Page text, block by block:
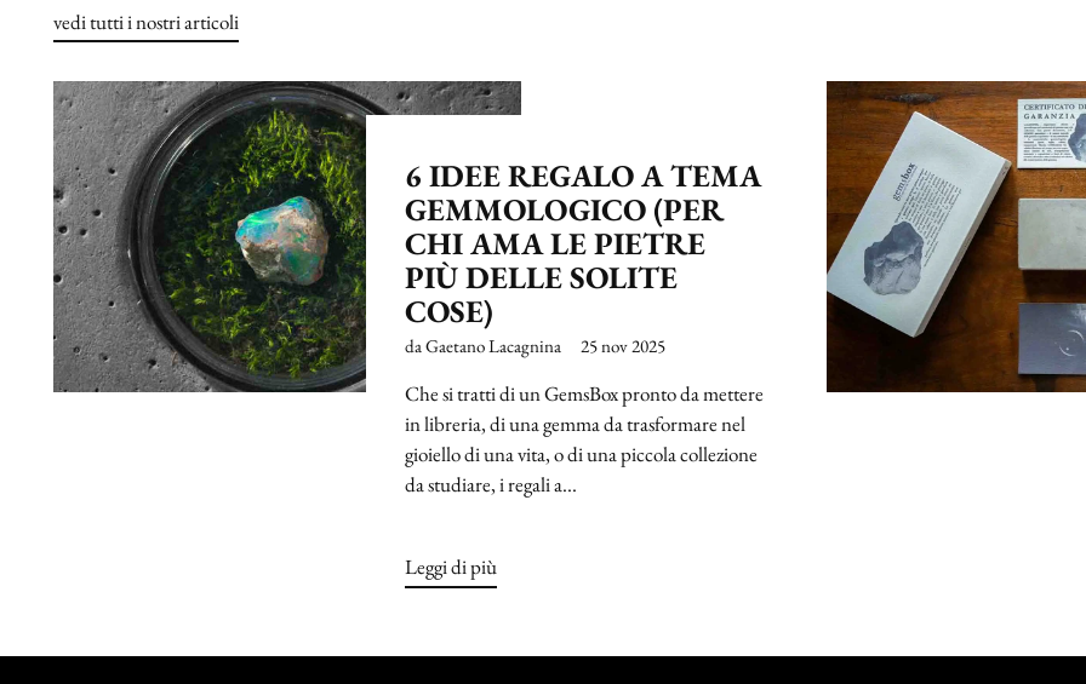
vedi tutti i nostri articoli
6 IDEE REGALO A TEMA
GEMMOLOGICO (PER
CHI AMA LE PIETRE
PIÙ DELLE SOLITE
COSE)
da Gaetano Lacagnina 25 nov 2025
Che si tratti di un GemsBox pronto da mettere
in libreria, di una gemma da trasformare nel
gioiello di una vita, o di una piccola collezione
da studiare, i regali a...
Leggi di più